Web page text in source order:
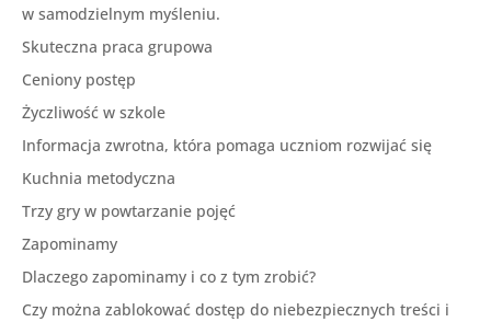
w samodzielnym myśleniu.
Skuteczna praca grupowa
Ceniony postęp
Życzliwość w szkole
Informacja zwrotna, która pomaga uczniom rozwijać się
Kuchnia metodyczna
Trzy gry w powtarzanie pojęć
Zapominamy
Dlaczego zapominamy i co z tym zrobić?
Czy można zablokować dostęp do niebezpiecznych treści i